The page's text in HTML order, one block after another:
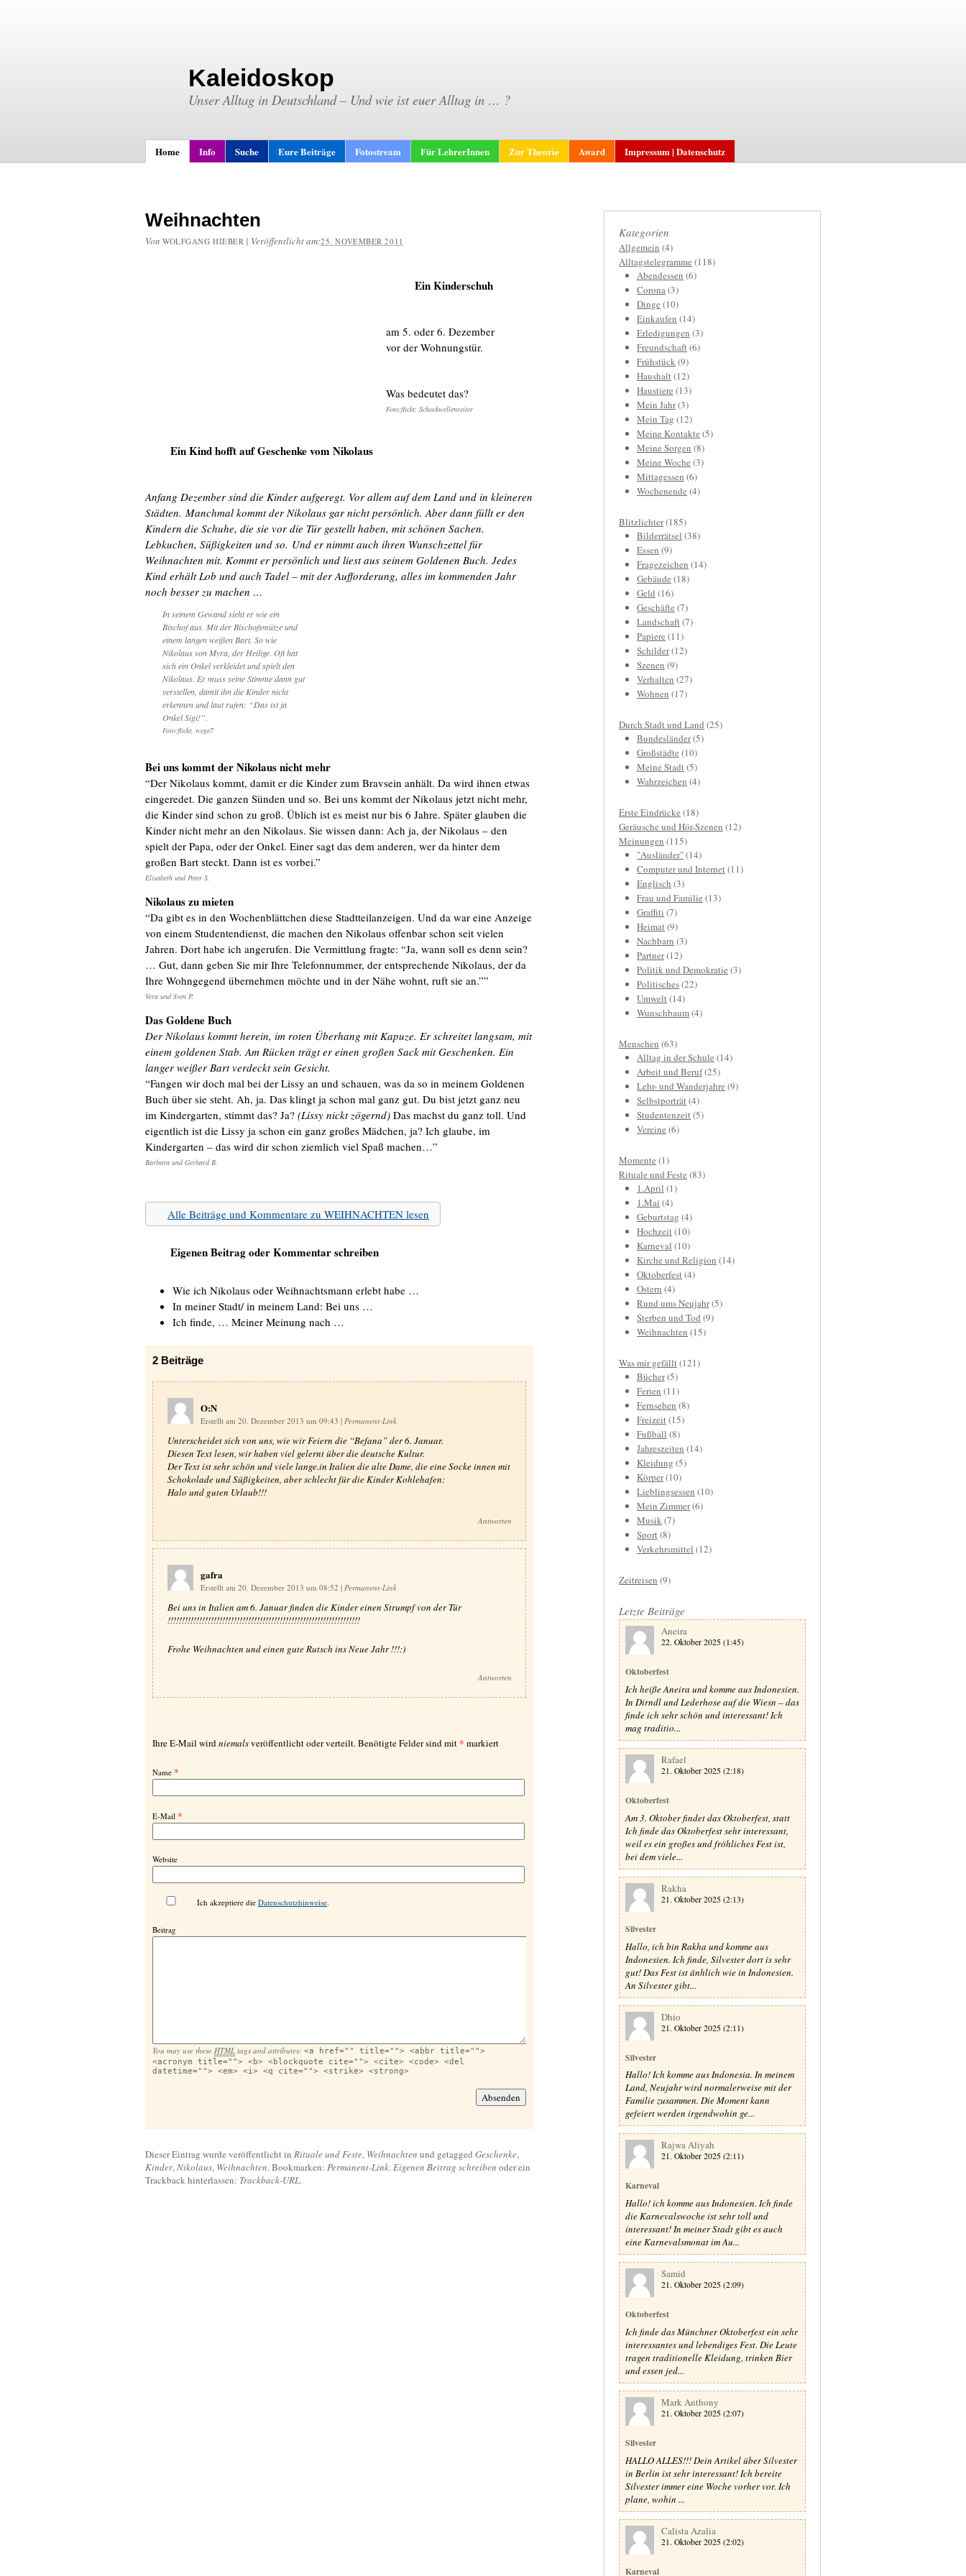
Kaleidoskop
Unser Alltag in Deutschland – Und wie ist euer Alltag in … ?
Home Info Suche Eure Beiträge Fotostream Für LehrerInnen Zur Theorie Award Impressum | Datenschutz
Weihnachten
Von WOLFGANG HIEBER | Veröffentlicht am:25. NOVEMBER 2011
Ein Kinderschuh
am 5. oder 6. Dezember
vor der Wohnungstür.
Was bedeutet das?
Foto:flickr, Schockwellenreiter
Ein Kind hofft auf Geschenke vom Nikolaus
Anfang Dezember sind die Kinder aufgeregt. Vor allem auf dem Land und in kleineren
Städten. Manchmal kommt der Nikolaus gar nicht persönlich. Aber dann füllt er den
Kindern die Schuhe, die sie vor die Tür gestellt haben, mit schönen Sachen.
Lebkuchen, Süßigkeiten und so. Und er nimmt auch ihren Wunschzettel für
Weihnachten mit. Kommt er persönlich und liest aus seinem Goldenen Buch. Jedes
Kind erhält Lob und auch Tadel – mit der Aufforderung, alles im kommenden Jahr
noch besser zu machen …
In seinem Gewand sieht er wie ein
Bischof aus. Mit der Bischofsmütze und
einem langen weißen Bart. So wie
Nikolaus von Myra, der Heilige. Oft hat
sich ein Onkel verkleidet und spielt den
Nikolaus. Er muss seine Stimme dann gut
verstellen, damit ihn die Kinder nicht
erkennen und laut rufen: “Das ist ja
Onkel Sigi!”.
Foto:flickr, wege7
Bei uns kommt der Nikolaus nicht mehr
“Der Nikolaus kommt, damit er die Kinder zum Bravsein anhält. Da wird ihnen etwas
eingeredet. Die ganzen Sünden und so. Bei uns kommt der Nikolaus jetzt nicht mehr,
die Kinder sind schon zu groß. Üblich ist es meist nur bis 6 Jahre. Später glauben die
Kinder nicht mehr an den Nikolaus. Sie wissen dann: Ach ja, der Nikolaus – den
spielt der Papa, oder der Onkel. Einer sagt das dem anderen, wer da hinter dem
großen Bart steckt. Dann ist es vorbei.”
Elisabeth und Peter S.
Nikolaus zu mieten
“Da gibt es in den Wochenblättchen diese Stadtteilanzeigen. Und da war eine Anzeige
von einem Studentendienst, die machen den Nikolaus offenbar schon seit vielen
Jahren. Dort habe ich angerufen. Die Vermittlung fragte: “Ja, wann soll es denn sein?
… Gut, dann geben Sie mir Ihre Telefonnummer, der entsprechende Nikolaus, der da
Ihre Wohngegend übernehmen möchte und in der Nähe wohnt, ruft sie an.””
Vera und Sven P.
Das Goldene Buch
Der Nikolaus kommt herein, im roten Überhang mit Kapuze. Er schreitet langsam, mit
einem goldenen Stab. Am Rücken trägt er einen großen Sack mit Geschenken. Ein
langer weißer Bart verdeckt sein Gesicht.
“Fangen wir doch mal bei der Lissy an und schauen, was da so in meinem Goldenen
Buch über sie steht. Ah, ja. Das klingt ja schon mal ganz gut. Du bist jetzt ganz neu
im Kindergarten, stimmt das? Ja? (Lissy nickt zögernd) Das machst du ganz toll. Und
eigentlich ist die Lissy ja schon ein ganz großes Mädchen, ja? Ich glaube, im
Kindergarten – das wird dir schon ziemlich viel Spaß machen…”
Barbara und Gerhard B.
Alle Beiträge und Kommentare zu WEIHNACHTEN lesen
Eigenen Beitrag oder Kommentar schreiben
Wie ich Nikolaus oder Weihnachtsmann erlebt habe …
In meiner Stadt/ in meinem Land: Bei uns …
Ich finde, … Meiner Meinung nach …
2 Beiträge
O:N
Erstellt am 20. Dezember 2013 um 09:43 | Permanent-Link
Unterscheidet sich von uns, wie wir Feiern die “Befana” der 6. Januar.
Diesen Text lesen, wir haben viel gelernt über die deutsche Kultur.
Der Text ist sehr schön und viele lange.in Italien die alte Dame, die eine Socke innen mit
Schokolade und Süßigkeiten, aber schlecht für die Kinder Kohlehafen:
Halo und guten Urlaub!!!
Antworten
gafra
Erstellt am 20. Dezember 2013 um 08:52 | Permanent-Link
Bei uns in Italien am 6. Januar finden die Kinder einen Strumpf von der Tür
!!!!!!!!!!!!!!!!!!!!!!!!!!!!!!!!!!!!!!!!!!!!!!!!!!!!!!!!!!!!!!!!!!!
Frohe Weihnachten und einen gute Rutsch ins Neue Jahr !!!:)
Antworten
Ihre E-Mail wirdniemalsveröffentlicht oder verteilt. Benötigte Felder sind mit* markiert
Name *
E-Mail *
Website
Ich akzeptiere die Datenschutzhinweise.
Beitrag
You may use these HTML tags and attributes: <a href="" title=""> <abbr title="">
<acronym title=""> <b> <blockquote cite=""> <cite> <code> <del
datetime=""> <em> <i> <q cite=""> <strike> <strong>
Dieser Eintrag wurde veröffentlicht in Rituale und Feste, Weihnachten und getagged Geschenke,
Kinder,Nikolaus, Weihnachten. Bookmarken: Permanent-Link.Eigenen Beitrag schreiben oder ein
Trackback hinterlassen: Trackback-URL.
Kategorien
Allgemein (4)
Alltagstelegramme (118)
Abendessen (6)
Corona(3)
Dinge (10)
Einkaufen (14)
Erledigungen (3)
Freundschaft(6)
Frühstück(9)
Haushalt(12)
Haustiere (13)
Mein Jahr(3)
Mein Tag (12)
Meine Kontakte (5)
Meine Sorgen (8)
Meine Woche (3)
Mittagessen (6)
Wochenende (4)
Blitzlichter(185)
Bilderrätsel (38)
Essen (9)
Fragezeichen (14)
Gebäude (18)
Geld (16)
Geschäfte (7)
Landschaft(7)
Papiere (11)
Schilder(12)
Szenen (9)
Verhalten (27)
Wohnen (17)
Durch Stadt und Land (25)
Bundesländer(5)
Großstädte (10)
Meine Stadt(5)
Wahrzeichen (4)
Erste Eindrücke (18)
Geräusche und Hör-Szenen (12)
Meinungen (115)
"Ausländer"(14)
Computer und Internet(11)
Englisch (3)
Frau und Familie (13)
Graffiti (7)
Heimat(9)
Nachbarn (3)
Partner(12)
Politik und Demokratie (3)
Politisches(22)
Umwelt(14)
Wunschbaum(4)
Menschen (63)
Alltag in der Schule (14)
Arbeit und Beruf(25)
Lehr- und Wanderjahre (9)
Selbstporträt(4)
Studentenzeit(5)
Vereine (6)
Momente (1)
Rituale und Feste (83)
1.April (1)
1.Mai (4)
Geburtstag (4)
Hochzeit(10)
Karneval (10)
Kirche und Religion (14)
Oktoberfest(4)
Ostern (4)
Rund ums Neujahr(5)
Sterben und Tod (9)
Weihnachten (15)
Was mir gefällt(121)
Bücher(5)
Ferien (11)
Fernsehen (8)
Freizeit(15)
Fußball (8)
Jahreszeiten (14)
Kleidung (5)
Körper(10)
Lieblingsessen (10)
Mein Zimmer(6)
Musik(7)
Sport(8)
Verkehrsmittel (12)
Zeitreisen (9)
Letzte Beiträge
Aneira
22. Oktober 2025 (1:45)
Oktoberfest
Ich heiße Aneira und komme aus Indonesien.
In Dirndl und Lederhose auf die Wiesn – das
finde ich sehr schön und interessant! Ich
mag traditio...
Rafael
21. Oktober 2025 (2:18)
Oktoberfest
Am 3. Oktober findet das Oktoberfest, statt
Ich finde das Oktoberfest sehr interessant,
weil es ein großes und fröhliches Fest ist,
bei dem viele...
Rakha
21. Oktober 2025 (2:13)
Silvester
Hallo, ich bin Rakha und komme aus
Indonesien. Ich finde, Silvester dort is sehr
gut! Das Fest ist änhlich wie in Indonesien.
An Silvester gibt...
Dhio
21. Oktober 2025 (2:11)
Silvester
Hallo! Ich komme aus Indonesia. In meinem
Land, Neujahr wird normalerweise mit der
Familie zusammen. Die Moment kann
gefeiert werden irgendwohin ge...
Rajwa Aliyah
21. Oktober 2025 (2:11)
Karneval
Hallo! ich komme aus Indonesien. Ich finde
die Karnevalswoche ist sehr toll und
interessant! In meiner Stadt gibt es auch
eine Karnevalsmonat im Au...
Samid
21. Oktober 2025 (2:09)
Oktoberfest
Ich finde das Münchner Oktoberfest ein sehr
interessantes und lebendiges Fest. Die Leute
tragen traditionelle Kleidung, trinken Bier
und essen jed...
Mark Anthony
21. Oktober 2025 (2:07)
Silvester
HALLO ALLES!!! Dein Artikel über Silvester
in Berlin ist sehr interessant! Ich bereite
Silvester immer eine Woche vorher vor. Ich
plane, wohin ...
Calista Azalia
21. Oktober 2025 (2:02)
Karneval